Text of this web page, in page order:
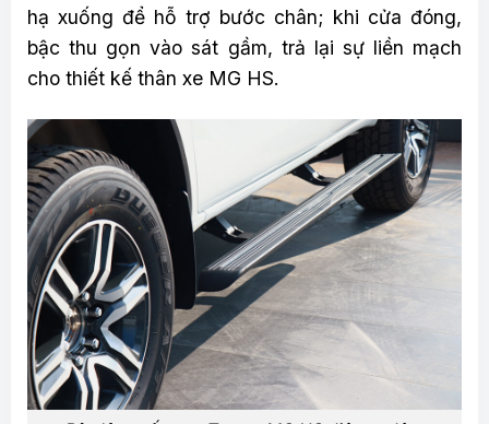
hạ xuống để hỗ trợ bước chân; khi cửa đóng,
bậc thu gọn vào sát gầm, trả lại sự liền mạch
cho thiết kế thân xe MG HS.